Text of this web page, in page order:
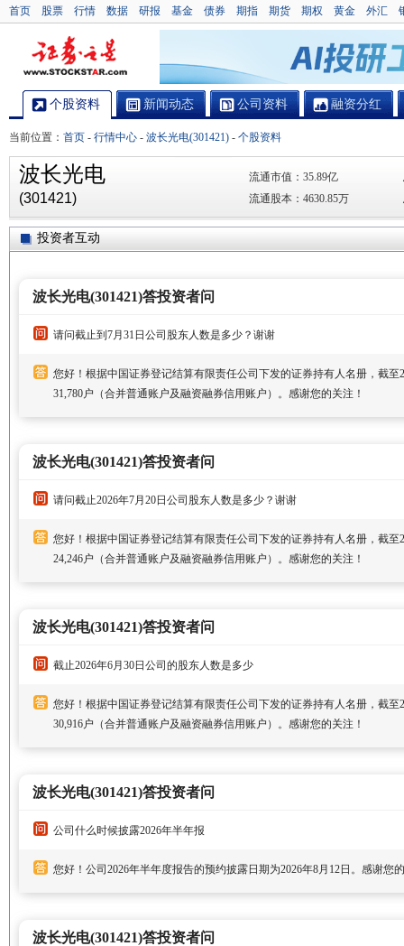
首页 股票 行情 数据 研报 基金 债券 期指 期货 期权 黄金 外汇
个股资料 新闻动态 公司资料 融资分红
当前位置： 首页 - 行情中心 - 波长光电(301421) - 个股资料
波长光电
(301421)
流通市值： 35.89亿
流通股本： 4630.85万
投资者互动
波长光电(301421)答投资者问
请问截止到7月31日公司股东人数是多少？谢谢
您好！根据中国证券登记结算有限责任公司下发的证券持有人名册，截至
31,780户（合并普通账户及融资融券信用账户）。感谢您的关注！
波长光电(301421)答投资者问
请问截止2026年7月20日公司股东人数是多少？谢谢
您好！根据中国证券登记结算有限责任公司下发的证券持有人名册，截至
24,246户（合并普通账户及融资融券信用账户）。感谢您的关注！
波长光电(301421)答投资者问
截止2026年6月30日公司的股东人数是多少
您好！根据中国证券登记结算有限责任公司下发的证券持有人名册，截至
30,916户（合并普通账户及融资融券信用账户）。感谢您的关注！
波长光电(301421)答投资者问
公司什么时候披露2026年半年报
您好！公司2026年半年度报告的预约披露日期为2026年8月12日。感谢您
波长光电(301421)答投资者问